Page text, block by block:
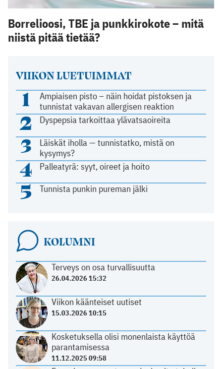
VIIKON LUETUIMMAT
1
Ampiaisen pisto – näin hoidat pistoksen ja
tunnistat vakavan allergisen reaktion
2 Dyspepsia tarkoittaa ylävatsaoireita
3
Läiskät iholla — tunnistatko, mistä on
kysymys?
4 Palleatyrä: syyt, oireet ja hoito
5 Tunnista punkin pureman jälki
KOLUMNI
Terveys on osa turvallisuutta
26.04.2026 15:32
Viikon käänteiset uutiset
15.03.2026 10:15
Kosketuksella olisi monenlaista käyttöä
parantamisessa
11.12.2025 09:58
Borrelioosi, TBE ja punkkirokote – mitä
niistä pitää tietää?